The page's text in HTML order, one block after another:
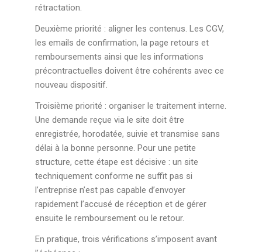
rétractation.
Deuxième priorité : aligner les contenus. Les CGV,
les emails de confirmation, la page retours et
remboursements ainsi que les informations
précontractuelles doivent être cohérents avec ce
nouveau dispositif.
Troisième priorité : organiser le traitement interne.
Une demande reçue via le site doit être
enregistrée, horodatée, suivie et transmise sans
délai à la bonne personne. Pour une petite
structure, cette étape est décisive : un site
techniquement conforme ne suffit pas si
l’entreprise n’est pas capable d’envoyer
rapidement l’accusé de réception et de gérer
ensuite le remboursement ou le retour.
En pratique, trois vérifications s’imposent avant